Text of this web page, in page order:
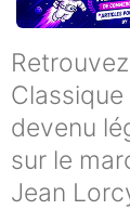
devenu
sur le
Jean